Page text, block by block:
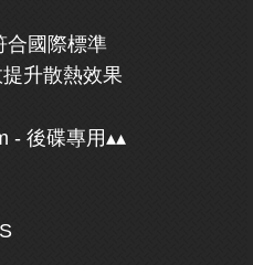
合國際標準
升散熱效果
- 後碟專用▴▴